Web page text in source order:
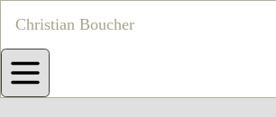
Christian Boucher